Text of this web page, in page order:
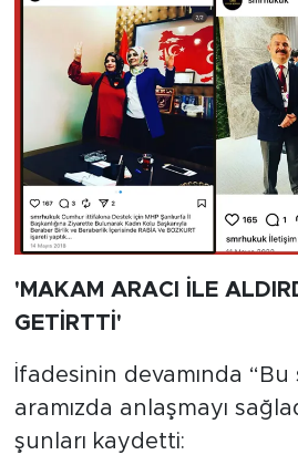
'MAKAM ARACI İLE
GETİRTTİ'
İfadesinin devamında “Bu
aramızda anlaşmayı
şunları kaydetti: